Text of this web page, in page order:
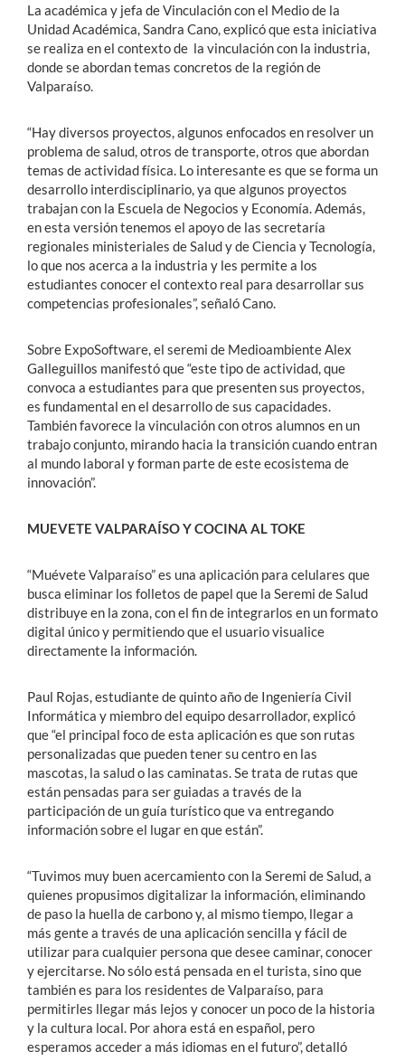
La académica y jefa de Vinculación con el Medio de la
Unidad Académica, Sandra Cano, explicó que esta iniciativa
se realiza en el contexto de la vinculación con la industria,
donde se abordan temas concretos de la región de
Valparaíso.
“Hay diversos proyectos, algunos enfocados en resolver un
problema de salud, otros de transporte, otros que abordan
temas de actividad física. Lo interesante es que se forma un
desarrollo interdisciplinario, ya que algunos proyectos
trabajan con la Escuela de Negocios y Economía. Además,
en esta versión tenemos el apoyo de las secretaría
regionales ministeriales de Salud y de Ciencia y Tecnología,
lo que nos acerca a la industria y les permite a los
estudiantes conocer el contexto real para desarrollar sus
competencias profesionales”, señaló Cano.
Sobre ExpoSoftware, el seremi de Medioambiente Alex
Galleguillos manifestó que “este tipo de actividad, que
convoca a estudiantes para que presenten sus proyectos,
es fundamental en el desarrollo de sus capacidades.
También favorece la vinculación con otros alumnos en un
trabajo conjunto, mirando hacia la transición cuando entran
al mundo laboral y forman parte de este ecosistema de
innovación”.
MUEVETE VALPARAÍSO Y COCINA AL TOKE
“Muévete Valparaíso” es una aplicación para celulares que
busca eliminar los folletos de papel que la Seremi de Salud
distribuye en la zona, con el fin de integrarlos en un formato
digital único y permitiendo que el usuario visualice
directamente la información.
Paul Rojas, estudiante de quinto año de Ingeniería Civil
Informática y miembro del equipo desarrollador, explicó
que “el principal foco de esta aplicación es que son rutas
personalizadas que pueden tener su centro en las
mascotas, la salud o las caminatas. Se trata de rutas que
están pensadas para ser guiadas a través de la
participación de un guía turístico que va entregando
información sobre el lugar en que están”.
“Tuvimos muy buen acercamiento con la Seremi de Salud, a
quienes propusimos digitalizar la información, eliminando
de paso la huella de carbono y, al mismo tiempo, llegar a
más gente a través de una aplicación sencilla y fácil de
utilizar para cualquier persona que desee caminar, conocer
y ejercitarse. No sólo está pensada en el turista, sino que
también es para los residentes de Valparaíso, para
permitirles llegar más lejos y conocer un poco de la historia
y la cultura local. Por ahora está en español, pero
esperamos acceder a más idiomas en el futuro”, detalló